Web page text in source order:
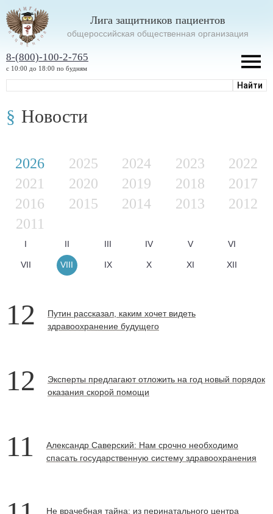
Лига защитников пациентов
oбщероссийская общественная организация
8-(800)-100-2-765
с 10:00 до 18:00 по будням
Новости
2026 2025 2024 2023
2022
2021
2020 2019 2018
2017
2016
2015 2014 2013
2012
2011
I II III IV V VI
VII VIII IX X XI XII
12
Путин рассказал, каким хочет видеть
здравоохранение будущего
12
Эксперты предлагают отложить на год новый порядок
оказания скорой помощи
11
Александр Саверский: Нам срочно необходимо
спасать государственную систему здравоохранения
Не врачебная тайна: из перинатального центра